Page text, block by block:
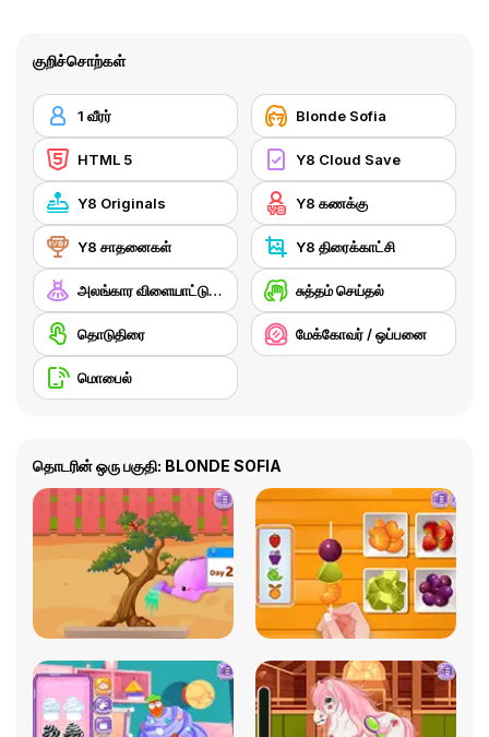
குறிச்சொற்கள்
1 வீரர் Blonde Sofia
HTML 5 Y8 Cloud Save
Y8 Originals Y8 கணக்கு
Y8 சாதனைகள் Y8 திரைக்காட்சி
அலங்கார விளையாட்டுகள் சுத்தம் செய்தல்
தொடுதிரை மேக்கோவர் / ஒப்பனை
மொபைல்
தொடரின் ஒரு பகுதி: BLONDE SOFIA